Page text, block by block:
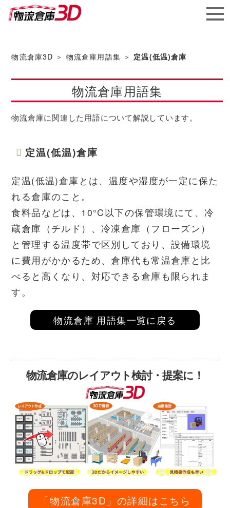
ソフ
ト株
式会社
物流倉庫3D ＞ 物流倉庫用語集 ＞ 定温(低温)倉庫
物流倉庫用語集
物流倉庫に関連した用語について解説しています。
定温(低温)倉庫
定温(低温)倉庫とは、温度や湿度が一定に保た
れる倉庫のこと。
食料品などは、10°C以下の保管環境にて、冷
蔵倉庫（チルド）、冷凍倉庫（フローズン）
と管理する温度帯で区別しており、設備環境
に費用がかかるため、倉庫代も常温倉庫と比
べると高くなり、対応できる倉庫も限られま
す。
物流倉庫 用語集一覧に戻る
物流倉庫のレイアウト検討・提案に！
「物流倉庫3D」の詳細はこちら